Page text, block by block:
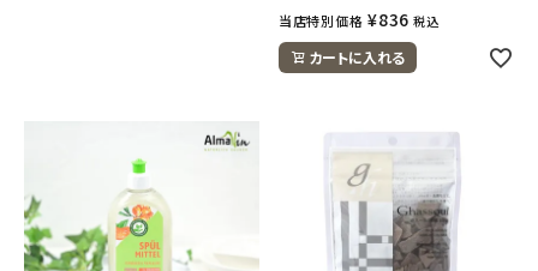
当店特別価格 ¥836 税込
カートに入れる